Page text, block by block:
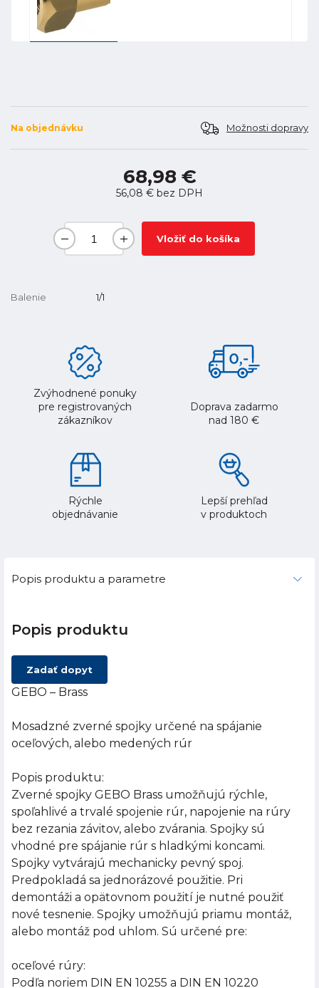
Na objednávku Možnosti dopravy
68,98 €
56,08 € bez DPH
Vložiť do košíka
Balenie 1/1
Zvýhodnené ponuky
pre registrovaných
zákazníkov
Doprava zadarmo
nad 180 €
Rýchle
objednávanie
Lepší prehľad
v produktoch
Popis produktu a parametre
Popis produktu
Zadať dopyt
GEBO – Brass
Mosadzné zverné spojky určené na spájanie
oceľových, alebo medených rúr
Popis produktu:
Zverné spojky GEBO Brass umožňujú rýchle,
spoľahlivé a trvalé spojenie rúr, napojenie na rúry
bez rezania závitov, alebo zvárania. Spojky sú
vhodné pre spájanie rúr s hladkými koncami.
Spojky vytvárajú mechanicky pevný spoj.
Predpokladá sa jednorázové použitie. Pri
demontáži a opätovnom použití je nutné použiť
nové tesnenie. Spojky umožňujú priamu montáž,
alebo montáž pod uhlom. Sú určené pre:
oceľové rúry:
Podľa noriem DIN EN 10255 a DIN EN 10220